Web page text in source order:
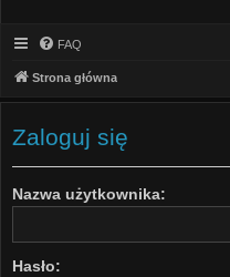
FAQ
Strona główna
Zaloguj się
Nazwa użytkownika:
Hasło: